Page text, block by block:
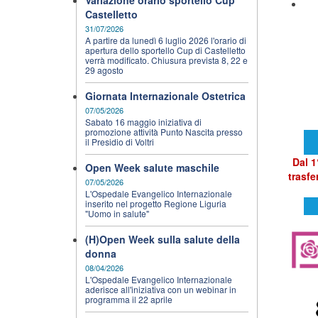
Dal
Castelletto
31/07/2026
A partire da lunedì 6 luglio 2026 l'orario di
apertura dello sportello Cup di Castelletto
verrà modificato. Chiusura prevista 8, 22 e
29 agosto
Giornata Internazionale Ostetrica
07/05/2026
Sabato 16 maggio iniziativa di
promozione attività Punto Nascita presso
il Presidio di Voltri
Open Week salute maschile
07/05/2026
L'Ospedale Evangelico Internazionale
inserito nel progetto Regione Liguria
"Uomo in salute"
(H)Open Week sulla salute della
donna
08/04/2026
L'Ospedale Evangelico Internazionale
aderisce all'iniziativa con un webinar in
programma il 22 aprile